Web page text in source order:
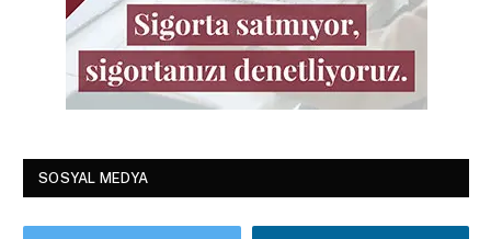
SOSYAL MEDYA